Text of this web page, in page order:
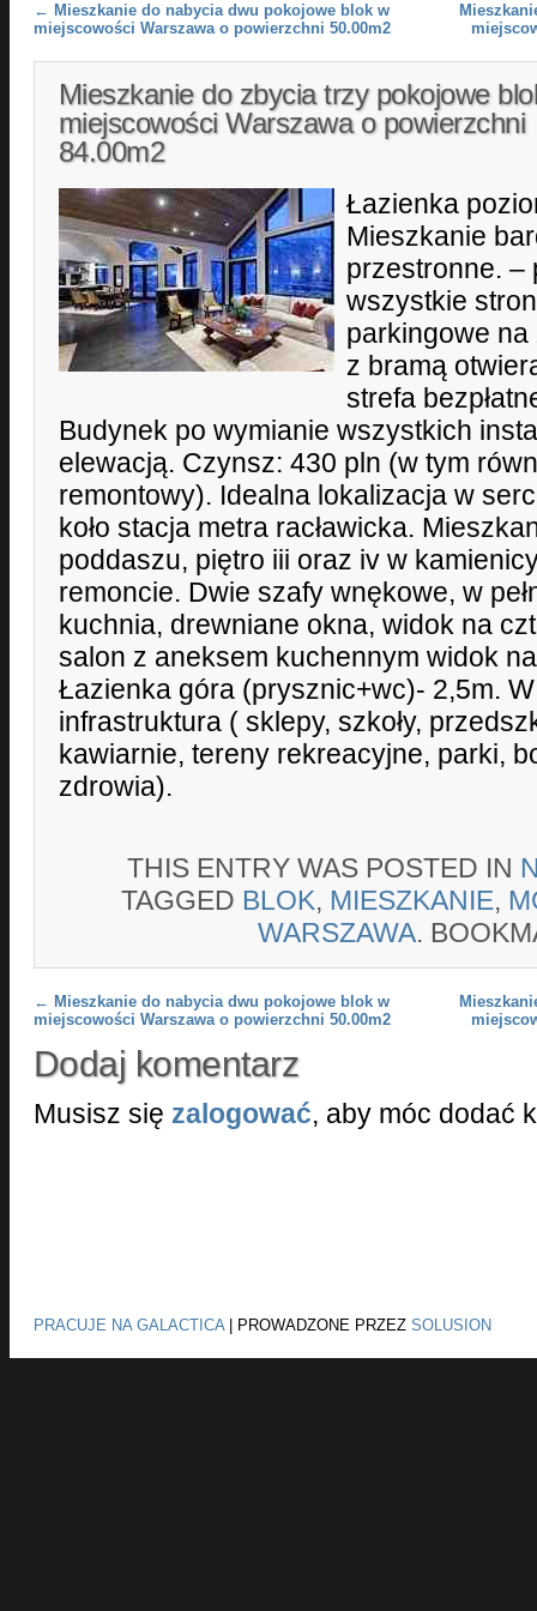
Post navigation
← Mieszkanie do nabycia dwu pokojowe blok w
miejscowości Warszawa o powierzchni 50.00m2
Mieszkanie do zbycia trzy pokojowe
miejscowości Warszawa o powierzchni
84.00m2
Łazienka
Mieszkanie
przestronne. –
wszystkie
parkingowe
z bramą
strefa
Budynek po wymianie wszystkich
elewacją. Czynsz: 430 pln (w tym
remontowy). Idealna lokalizacja w
koło stacja metra racławicka.
poddaszu, piętro iii oraz iv w
remoncie. Dwie szafy wnękowe, w
kuchnia, drewniane okna, widok na
salon z aneksem kuchennym widok
Łazienka góra (prysznic+wc)- 2,5m.
infrastruktura ( sklepy, szkoły,
kawiarnie, tereny rekreacyjne, parki,
zdrowia).
THIS ENTRY WAS POSTED IN
TAGGED BLOK, MIESZKANIE,
WARSZAWA.
Post navigation
← Mieszkanie do nabycia dwu pokojowe blok w
miejscowości Warszawa o powierzchni 50.00m2
Dodaj komentarz
Musisz się zalogować, aby móc dodać
PRACUJE NA GALACTICA| PROWADZONE PRZEZ SOLUSION